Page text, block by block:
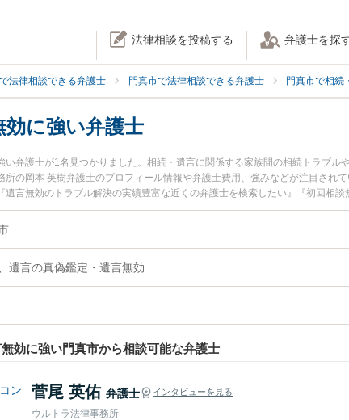
法律相談を投稿する 弁護士を探
法律相談できる弁護士 門真市で法律相談できる弁護士 門真市で相続
効に強い弁護士
い弁護士が1名見つかりました。相続・遺言に関係する家族間の相続トラブ
所の岡本 英樹弁護士のプロフィール情報や弁護士費用、強みなどが注目され
遺言無効のトラブル解決の実績豊富な近くの弁護士を検索したい』『初回相
におすすめです。
遺言の真偽鑑定・遺言無効
効に強い門真市から相談可能な弁護士
菅尾 英佑 弁護士 インタビューを見る
ウルトラ法律事務所